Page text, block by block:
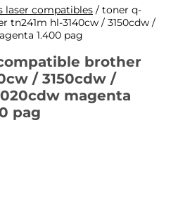
laser compatibles / toner q-
hl-3140cw / 3150cdw /
1.400 pag
brother
/ 3150cdw /
magenta
pag